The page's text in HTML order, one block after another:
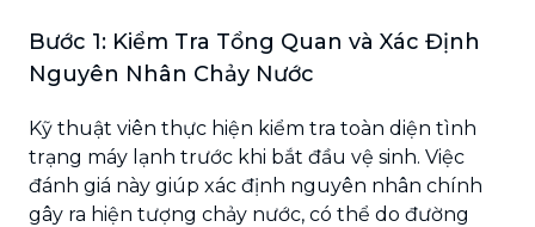
Bước 1: Kiểm Tra Tổng Quan và Xác Định
Nguyên Nhân Chảy Nước
Kỹ thuật viên thực hiện kiểm tra toàn diện tình
trạng máy lạnh trước khi bắt đầu vệ sinh. Việc
đánh giá này giúp xác định nguyên nhân chính
gây ra hiện tượng chảy nước, có thể do đường